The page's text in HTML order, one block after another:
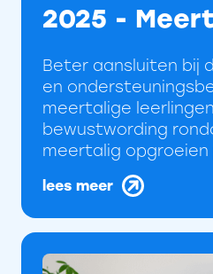
2025 -
Beter aansluiten bij
en
meertalige
bewustwording
meertalig opgroeien
lees meer